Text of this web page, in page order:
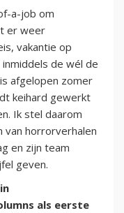
a-job om
er weer
vakantie op
de wél de
afgelopen zomer
keihard gewerkt
Ik stel daarom
horrorverhalen
en zijn team
geven.
als eerste